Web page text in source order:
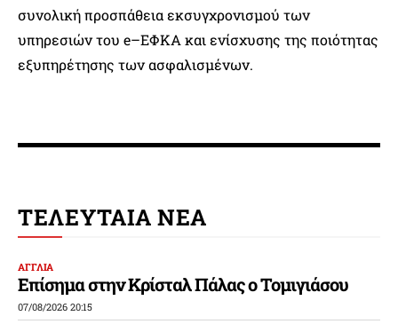
συνολική προσπάθεια εκσυγχρονισμού των
υπηρεσιών του e–ΕΦΚΑ και ενίσχυσης της ποιότητας
εξυπηρέτησης των ασφαλισμένων.
ΤΕΛΕΥΤΑΙΑ ΝΕΑ
ΑΓΓΛΙΑ
Επίσημα στην Κρίσταλ Πάλας ο Τομιγιάσου
07/08/2026 20:15